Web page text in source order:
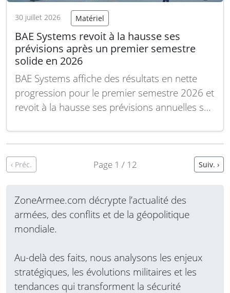
30 juillet 2026 Matériel
BAE Systems revoit à la hausse ses
prévisions après un premier semestre
solide en 2026
BAE Systems affiche des résultats en nette
progression pour le premier semestre 2026 et
revoit à la hausse ses prévisions annuelles sur
financiers. Les ventes ont augmenté de 9 % à
milliards de livres, tandis que le résultat
‹ Préc. Page 1 / 12 Suiv. ›
ZoneArmee.com décrypte l’actualité des
armées, des conflits et de la géopolitique
mondiale.
Au-delà des faits, nous analysons les enjeux
stratégiques, les évolutions militaires et les
tendances qui transforment la sécurité